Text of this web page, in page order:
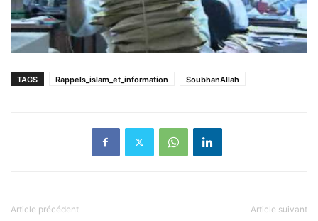
TAGS Rappels_islam_et_information SoubhanAllah
Article précédent Article suivant